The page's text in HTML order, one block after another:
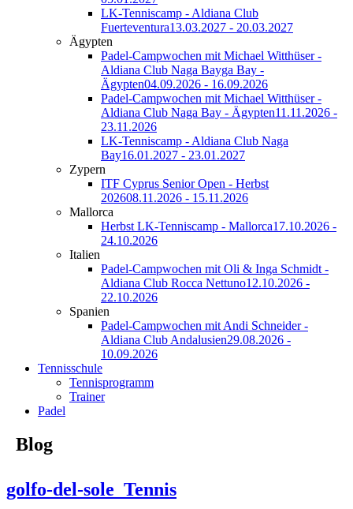
LK-Tenniscamp - Aldiana Club
Fuerteventura13.03.2027 - 20.03.2027
Ägypten
Padel-Campwochen mit Michael Witthüser -
Aldiana Club Naga Bayga Bay -
Ägypten04.09.2026 - 16.09.2026
Padel-Campwochen mit Michael Witthüser -
Aldiana Club Naga Bay - Ägypten11.11.2026 -
23.11.2026
LK-Tenniscamp - Aldiana Club Naga
Bay16.01.2027 - 23.01.2027
Zypern
ITF Cyprus Senior Open - Herbst
202608.11.2026 - 15.11.2026
Mallorca
Herbst LK-Tenniscamp - Mallorca17.10.2026 -
24.10.2026
Italien
Padel-Campwochen mit Oli & Inga Schmidt -
Aldiana Club Rocca Nettuno12.10.2026 -
22.10.2026
Spanien
Padel-Campwochen mit Andi Schneider -
Aldiana Club Andalusien29.08.2026 -
10.09.2026
Tennisschule
Tennisprogramm
Trainer
Padel
Blog
golfo-del-sole_Tennis